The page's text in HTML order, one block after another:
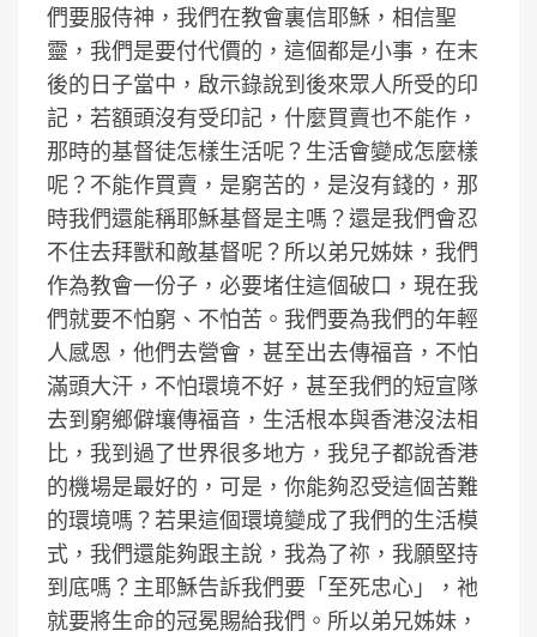
們要服侍神，我們在教會裏信耶穌，相信聖
靈，我們是要付代價的，這個都是小事，在末
後的日子當中，啟示錄說到後來眾人所受的印
記，若額頭沒有受印記，什麼買賣也不能作，
那時的基督徒怎樣生活呢？生活會變成怎麼樣
呢？不能作買賣，是窮苦的，是沒有錢的，那
時我們還能稱耶穌基督是主嗎？還是我們會忍
不住去拜獸和敵基督呢？所以弟兄姊妹，我們
作為教會一份子，必要堵住這個破口，現在我
們就要不怕窮、不怕苦。我們要為我們的年輕
人感恩，他們去營會，甚至出去傳福音，不怕
滿頭大汗，不怕環境不好，甚至我們的短宣隊
去到窮鄉僻壤傳福音，生活根本與香港沒法相
比，我到過了世界很多地方，我兒子都說香港
的機場是最好的，可是，你能夠忍受這個苦難
的環境嗎？若果這個環境變成了我們的生活模
式，我們還能夠跟主說，我為了祢，我願堅持
到底嗎？主耶穌告訴我們要「至死忠心」，祂
就要將生命的冠冕賜給我們。所以弟兄姊妹，